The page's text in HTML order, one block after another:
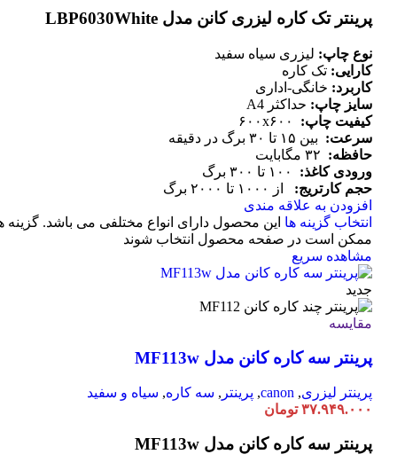
پرینتر تک کاره لیزری کانن مدل LBP6030White
نوع چاپ: لیزری سیاه سفید
کارایی: تک کاره
کاربرد: خانگی-اداری
سایز چاپ: حداکثر A4
کیفیت چاپ:
۶۰۰x۶۰۰
سرعت: بین ۱۵ تا ۳۰ برگ در دقیقه
حافظه: ۳۲ مگابایت
ورودی کاغذ:
۱۰۰ تا ۳۰۰ برگ
حجم کارتریج:
از ۱۰۰۰ تا ۲۰۰۰ برگ
افزودن به علاقه مندی
انتخاب گزینه ها این محصول دارای انواع مختلفی می باشد. گزینه
ممکن است در صفحه محصول انتخاب شوند
مشاهده سریع
جدید
مقایسه
پرینتر سه کاره کانن مدل MF113w
پرینتر لیزری,
canon
, پرینتر , سه کاره, سیاه و سفید
۳۷.۹۴۹.۰۰۰ تومان
پرینتر سه کاره کانن مدل MF113w